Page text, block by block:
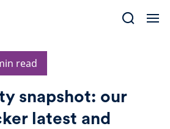
read
snapshot: our
latest and